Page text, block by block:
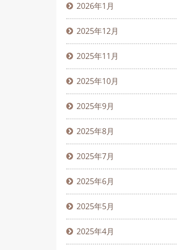
2026年1月
2025年12月
2025年11月
2025年10月
2025年9月
2025年8月
2025年7月
2025年6月
2025年5月
2025年4月